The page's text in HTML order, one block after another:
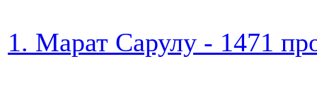
1. Марат Сарулу - 1471